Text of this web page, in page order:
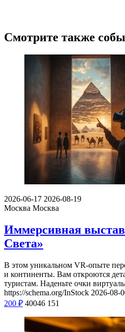
Смотрите также
2026-06-17 2026-08-19
Москва Москва
Иммерсивная
Света»
В этом уникальном VR-опыте
и континенты. Вам откроются
туристам. Наденьте очки
https://schema.org/InStock 2026-08-
200 ₽ 40046 151